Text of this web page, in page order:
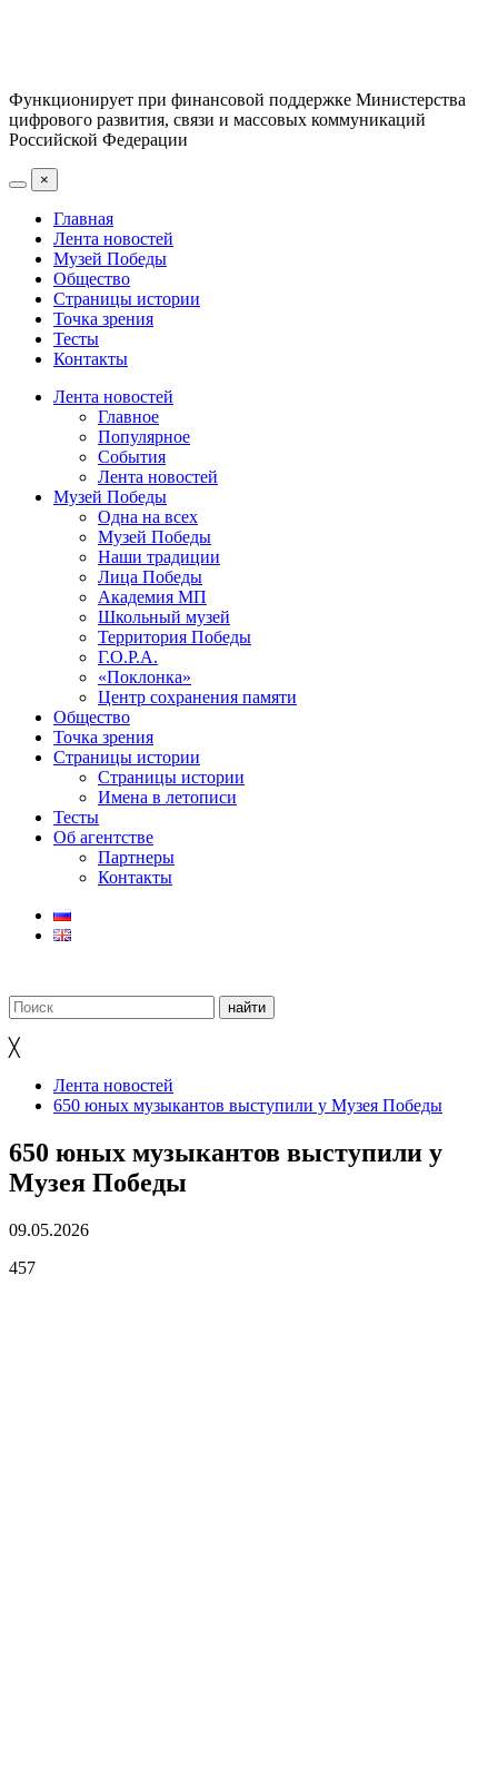
Функционирует при финансовой поддержке Министерства
цифрового развития, связи и массовых коммуникаций
Российской Федерации
×
Главная
Лента новостей
Музей Победы
Общество
Страницы истории
Точка зрения
Тесты
Контакты
Лента новостей
Главное
Популярное
События
Лента новостей
Музей Победы
Одна на всех
Музей Победы
Наши традиции
Лица Победы
Академия МП
Школьный музей
Территория Победы
Г.О.Р.А.
«Поклонка»
Центр сохранения памяти
Общество
Точка зрения
Страницы истории
Страницы истории
Имена в летописи
Тесты
Об агентстве
Партнеры
Контакты
╳
Лента новостей
650 юных музыкантов выступили у Музея Победы
650 юных музыкантов выступили у
Музея Победы
09.05.2026
457